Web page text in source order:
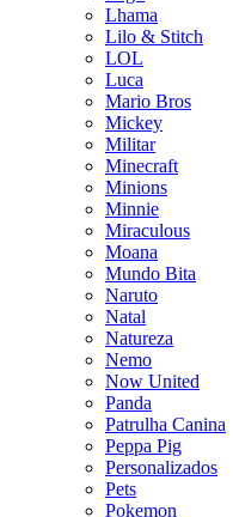
Lhama
Lilo & Stitch
LOL
Luca
Mario Bros
Mickey
Militar
Minecraft
Minions
Minnie
Miraculous
Moana
Mundo Bita
Naruto
Natal
Natureza
Nemo
Now United
Panda
Patrulha Canina
Peppa Pig
Personalizados
Pets
Pokemon